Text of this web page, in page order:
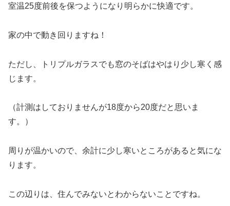
室温25度前後を保つようになり明らかに快適です。
家の中で動き回りますね！
ただし、トリプルガラスでも窓のそばはやはり少し寒く感
じます。
（計測はしておりませんが18度から20度だと思いま
す。）
周りが温かいので、余計に少し寒いところがあると気にな
ります。
この辺りは、住んでみないとわからないことですね。